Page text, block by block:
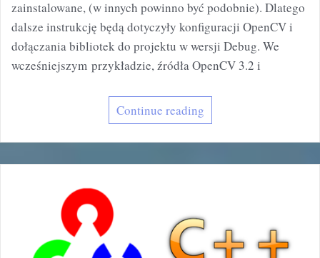
zainstalowane, (w innych powinno być podobnie). Dlatego
dalsze instrukcję będą dotyczyły konfiguracji OpenCV i
dołączania bibliotek do projektu w wersji Debug. We
wcześniejszym przykładzie, źródła OpenCV 3.2 i
Continue reading